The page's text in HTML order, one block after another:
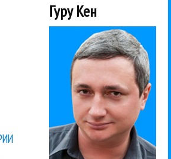
Гуру Кен